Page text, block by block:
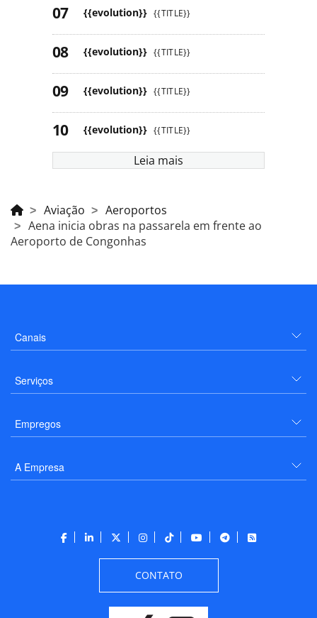
{{evolution}} {{TITLE}}
{{evolution}} {{TITLE}}
{{evolution}} {{TITLE}}
{{evolution}} {{TITLE}}
Leia mais
Aviação
Aeroportos
Aena inicia obras na passarela em frente ao
Aeroporto de Congonhas
Canais
Serviços
Empregos
A Empresa
CONTATO